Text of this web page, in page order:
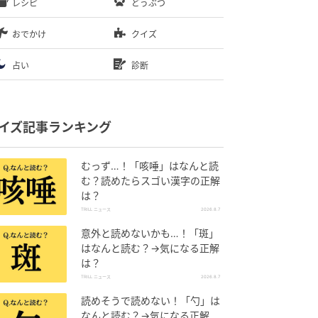
レシピ どうぶつ
おでかけ クイズ
占い 診断
ズ記事ランキング
むっず…！「咳唾」はなんと読
む？読めたらスゴい漢字の正解
は？
TRILL ニュース 2026.8.7
意外と読めないかも…！「斑」
はなんと読む？→気になる正解
は？
TRILL ニュース 2026.8.7
読めそうで読めない！「勺」は
なんと読む？→気になる正解